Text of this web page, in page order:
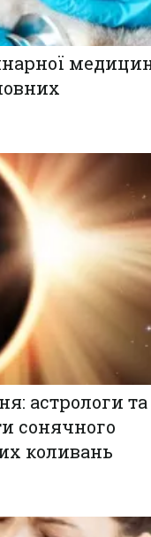
астрологи та
сонячного
коливань